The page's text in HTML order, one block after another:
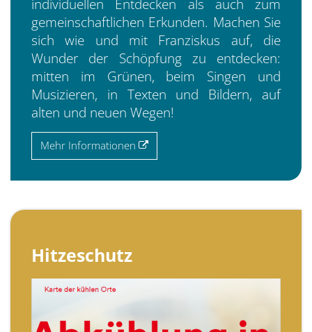
individuellen Entdecken als auch zum
gemeinschaftlichen Erkunden. Machen Sie
sich wie und mit Franziskus auf, die
Wunder der Schöpfung zu entdecken:
mitten im Grünen, beim Singen und
Musizieren, in Texten und Bildern, auf
alten und neuen Wegen!
Mehr Informationen
Hitzeschutz